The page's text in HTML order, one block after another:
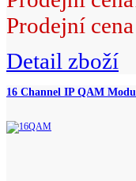
Prodejní
Detail zboží
16 Channel IP QAM